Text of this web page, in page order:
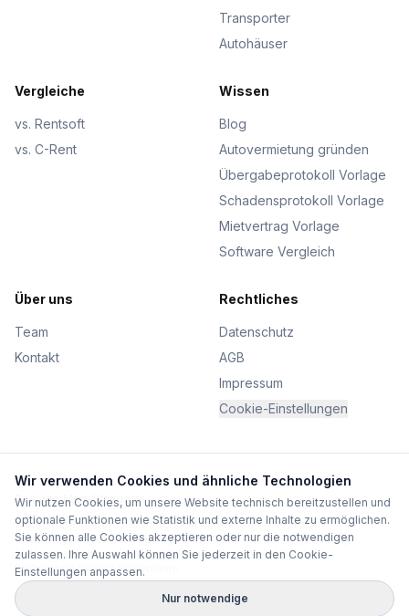
Wir verwenden Cookies und ähnliche Technologien
Wir nutzen Cookies, um unsere Website technisch bereitzustellen und
optionale Funktionen wie Statistik und externe Inhalte zu ermöglichen.
Sie können alle Cookies akzeptieren oder nur die notwendigen
zulassen. Ihre Auswahl können Sie jederzeit in den Cookie-
Einstellungen anpassen.
Nur notwendige
Transporter
Autohäuser
Vergleiche
vs. Rentsoft
vs. C-Rent
Wissen
Blog
Autovermietung gründen
Übergabeprotokoll Vorlage
Schadensprotokoll Vorlage
Mietvertrag Vorlage
Software Vergleich
Über uns
Team
Kontakt
Rechtliches
Datenschutz
AGB
Impressum
Cookie-Einstellungen
Beliebte Miet-Standorte
Wohnmobil mieten StraubingSportwagen mieten Frankfurt
Sportwagen mieten NürnbergSportwagen mieten Regensburg
Mietwagen mieten DortmundWohnmobil mieten München
Wohnmobil mieten Rosenheim